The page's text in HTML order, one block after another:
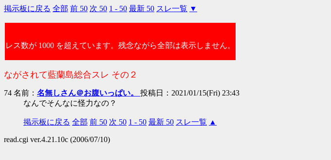
掲示板に戻る 全部 前 50 次 50 1 - 50 最新 50 スレ一覧 ▼
レス数が 1000 を超えています。残念ながら全部は表示しません。
ながされて藍蘭島総合スレ その２
74 名前： 名無しさん＠お腹いっぱい。 投稿日：2021/01/15(Fri) 23:43
なんでそんなに怪力なの？
掲示板に戻る 全部 前 50 次 50 1 - 50 最新 50 スレ一覧 ▲
read.cgi ver.4.21.10c (2006/07/10)